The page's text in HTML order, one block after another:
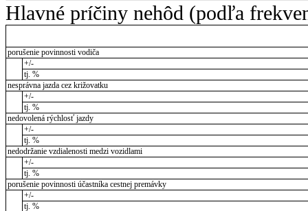
Hlavné príčiny nehôd (podľa
porušenie povinnosti vodiča
+/-
tj. %
nesprávna jazda cez križovatku
+/-
tj. %
nedovolená rýchlosť jazdy
+/-
tj. %
nedodržanie vzdialenosti medzi vozidlami
+/-
tj. %
porušenie povinnosti účastníka cestnej premávky
+/-
tj. %